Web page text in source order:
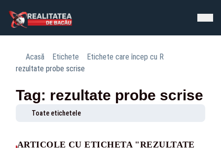
Acasă Etichete
Etichete care încep cu R
rezultate probe scrise
Tag: rezultate probe scrise
Toate etichetele
ARTICOLE CU ETICHETA "REZULTATE